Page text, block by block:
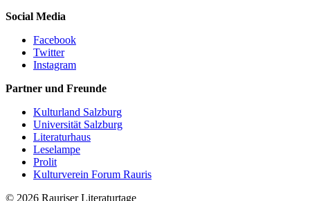
Social Media
Facebook
Twitter
Instagram
Partner und Freunde
Kulturland Salzburg
Universität Salzburg
Literaturhaus
Leselampe
Prolit
Kulturverein Forum Rauris
© 2026 Rauriser Literaturtage